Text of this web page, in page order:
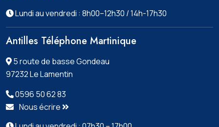
Lundi au vendredi : 8h00–12h30 / 14h-17h30
Antilles Téléphone Martinique
5 route de basse Gondeau
97232 Le Lamentin
0596 50 62 83
Nous écrire